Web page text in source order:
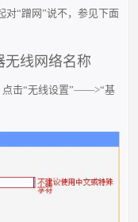
对“蹭网”说不，参见下面
无线网络名称
点击“无线设置”——>“基